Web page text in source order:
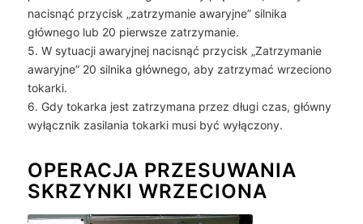
nacisnąć przycisk „zatrzymanie awaryjne” silnika
głównego lub 20 pierwsze zatrzymanie.
5. W sytuacji awaryjnej nacisnąć przycisk „Zatrzymanie
awaryjne” 20 silnika głównego, aby zatrzymać wrzeciono
tokarki.
6. Gdy tokarka jest zatrzymana przez długi czas, główny
wyłącznik zasilania tokarki musi być wyłączony.
OPERACJA PRZESUWANIA
SKRZYNKI WRZECIONA